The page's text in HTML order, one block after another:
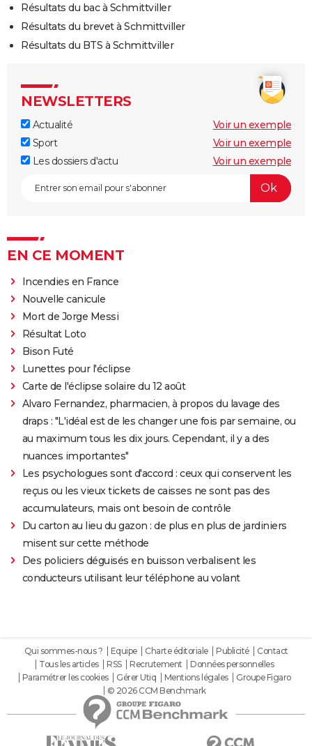
Résultats du bac à Schmittviller
Résultats du brevet à Schmittviller
Résultats du BTS à Schmittviller
NEWSLETTERS
Actualité
Voir un exemple
Sport
Voir un exemple
Les dossiers d'actu
Voir un exemple
EN CE MOMENT
Incendies en France
Nouvelle canicule
Mort de Jorge Messi
Résultat Loto
Bison Futé
Lunettes pour l'éclipse
Carte de l'éclipse solaire du 12 août
Alvaro Fernandez, pharmacien, à propos du lavage des
draps : "L'idéal est de les changer une fois par semaine, ou
au maximum tous les dix jours. Cependant, il y a des
nuances importantes"
Les psychologues sont d'accord : ceux qui conservent les
reçus ou les vieux tickets de caisses ne sont pas des
accumulateurs, mais ont besoin de contrôle
Du carton au lieu du gazon : de plus en plus de jardiniers
misent sur cette méthode
Des policiers déguisés en buisson verbalisent les
conducteurs utilisant leur téléphone au volant
Qui sommes-nous ? Equipe Charte éditoriale Publicité
Contact
Tous les articles
RSS Recrutement
Données personnelles
Paramétrer les cookies
Gérer Utiq Mentions légales
Groupe Figaro
© 2026 CCM Benchmark